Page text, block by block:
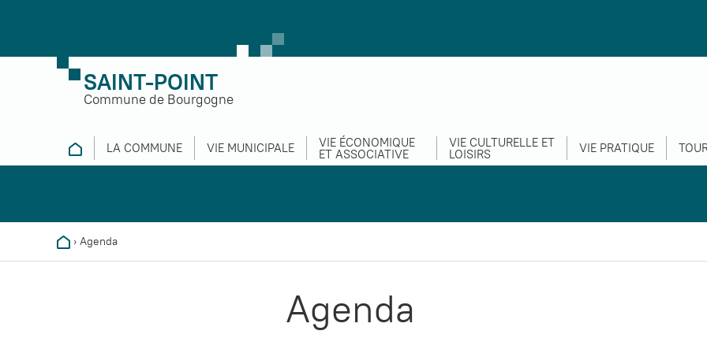
SAINT-POINT
Commune de Bourgogne
LA COMMUNE VIE MUNICIPALE VIE ÉCONOMIQUE
ET ASSOCIATIVE
VIE CULTURELLE ET
LOISIRS VIE PRATIQUE
› Agenda
Agenda